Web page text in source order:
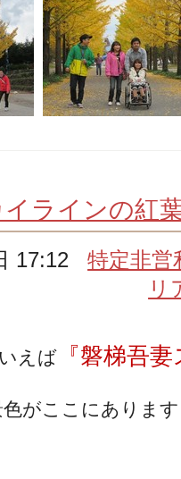
ラインの紅
17:12特定非
リ
えば 『磐梯吾
がここにありま